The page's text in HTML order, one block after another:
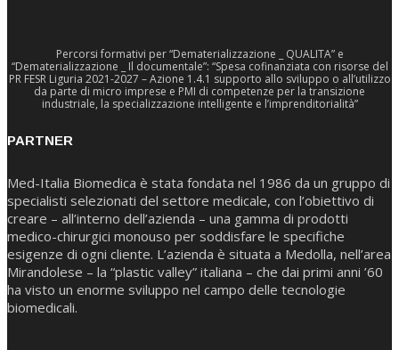
Percorsi formativi per “Dematerializzazione _ QUALITA” e
“Dematerializzazione _ Il documentale”: “Spesa cofinanziata con risorse del
PR FESR Liguria 2021-2027 – Azione 1.4.1 supporto allo sviluppo o all’utilizzo
da parte di micro imprese e PMI di competenze per la transizione
industriale, la specializzazione intelligente e l’imprenditorialità”
PARTNER
Med-Italia Biomedica è stata fondata nel 1986 da un gruppo di
specialisti selezionati del settore medicale, con l’obiettivo di
creare – all’interno dell’azienda – una gamma di prodotti
medico-chirurgici monouso per soddisfare le specifiche
esigenze di ogni cliente. L’azienda è situata a Medolla, nell’area
Mirandolese – la “plastic valley” italiana – che dai primi anni ’60
ha visto un enorme sviluppo nel campo delle tecnologie
biomedicali.